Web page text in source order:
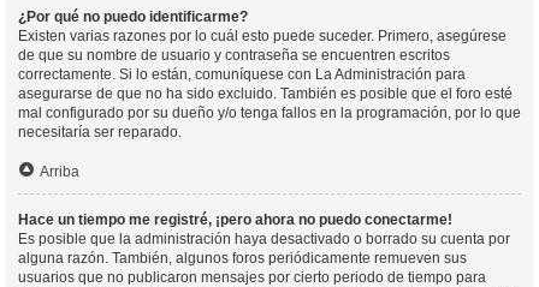
¿Por qué no puedo identificarme?
Existen varias razones por lo cuál esto puede suceder. Primero, asegúrese
de que su nombre de usuario y contraseña se encuentren escritos
correctamente. Si lo están, comuníquese con La Administración para
asegurarse de que no ha sido excluido. También es posible que el foro esté
mal configurado por su dueño y/o tenga fallos en la programación, por lo que
necesitaría ser reparado.
Arriba
Hace un tiempo me registré, ¡pero ahora no puedo conectarme!
Es posible que la administración haya desactivado o borrado su cuenta por
alguna razón. También, algunos foros periódicamente remueven sus
usuarios que no publicaron mensajes por cierto periodo de tiempo para